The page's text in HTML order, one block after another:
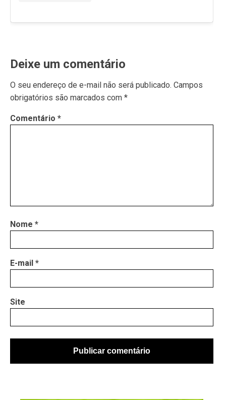
Deixe um comentário
O seu endereço de e-mail não será publicado. Campos
obrigatórios são marcados com *
Comentário *
Nome *
E-mail *
Site